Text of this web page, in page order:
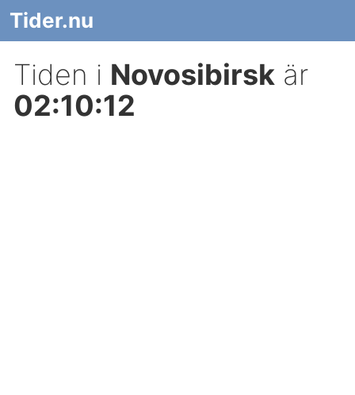
Tider.nu
Tiden i Novosibirsk är
02:10:12